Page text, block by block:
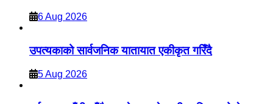
6 Aug 2026
उपत्यकाको सार्वजनिक यातायात एकीकृत गरिँदै
5 Aug 2026